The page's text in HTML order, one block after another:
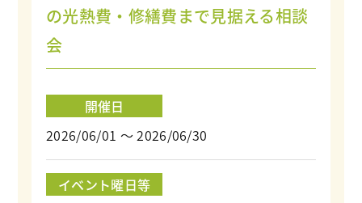
の光熱費・修繕費まで見据える相談
会
開催日
2026/06/01 ～ 2026/06/30
イベント曜日等